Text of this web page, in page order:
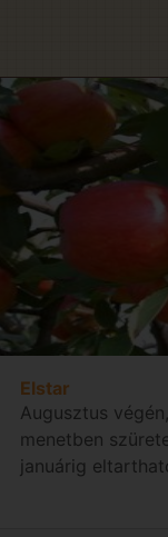
Elstar
Augusztus
menetben
januárig